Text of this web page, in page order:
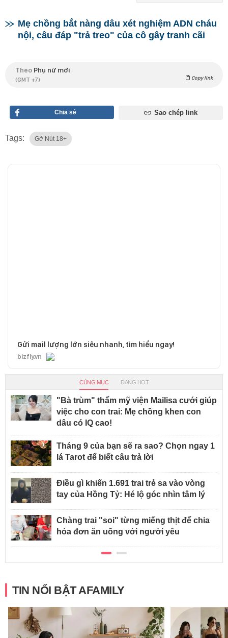
Mẹ chồng bắt nàng dâu xét nghiệm ADN cháu
nội, câu đáp "trả treo" của cô gây tranh cãi
Theo Phụ nữ mới
(GMT +7) Copy link
Chia sẻ Sao chép link
Tags: Gỡ Nút 18+
Gửi mail lượng lớn siêu nhanh, tìm hiểu ngay!
bizfly.vn
CÙNG MỤC ĐANG HOT
"Bà trùm" thẩm mỹ viện Mailisa cưới giúp
việc cho con trai: Mẹ chồng khen con
dâu có IQ cao!
Tháng 9 của bạn sẽ ra sao? Chọn ngay 1
lá Tarot để biết câu trả lời
Điều gì khiến 1.691 trai trẻ sa vào vòng
tay của Hồng Tỷ: Hé lộ góc nhìn tâm lý
Chàng trai "soi" từng miếng thịt để chia
hóa đơn ăn uống với người yêu
TIN NỔI BẬT AFAMILY